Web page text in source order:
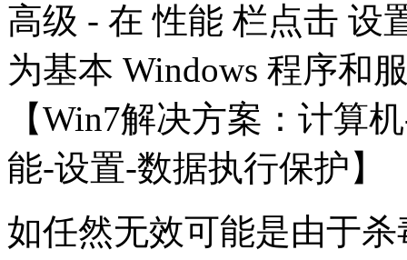
高级 - 在 性能 栏点击 设
为基本 Windows 程序和
【Win7解决方案：计算
能-设置-数据执行保护】
如任然无效可能是由于